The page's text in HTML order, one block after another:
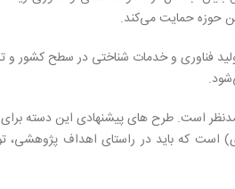
حوزه حمایت می‌کند.
فناوری و خدمات شناختی در سطح کشور و
است. طرح های پیشنهادی این دسته برای
است که باید در راستای اهداف پژوهشی،